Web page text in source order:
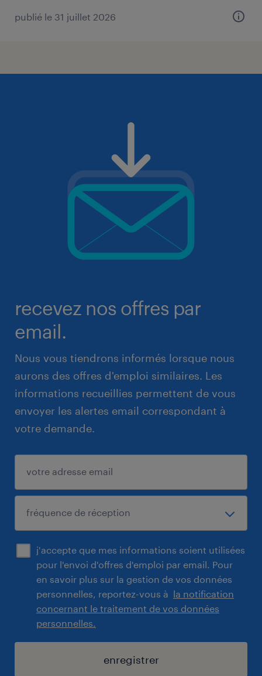
publié le 31 juillet 2026
recevez nos offres par
email.
Nous vous tiendrons informés lorsque nous
aurons des offres d'emploi similaires. Les
informations recueillies permettent de vous
envoyer les alertes email correspondant à
votre demande.
j'accepte que mes informations soient utilisées
pour l'envoi d'offres d'emploi par email. Pour
en savoir plus sur la gestion de vos données
personnelles, reportez-vous à la notification
concernant le traitement de vos données
personnelles.
enregistrer